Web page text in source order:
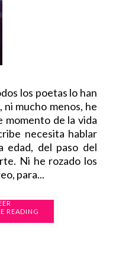
los poetas lo han
ni mucho menos, he
momento de la vida
necesita hablar
edad, del paso del
Ni he rozado los
para...
READING